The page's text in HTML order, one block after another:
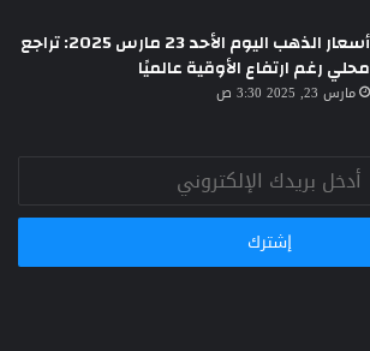
أسعار الذهب اليوم الأحد 23 مارس 2025: تراجع
محلي رغم ارتفاع الأوقية عالميًا
مارس 23, 2025 3:30 ص